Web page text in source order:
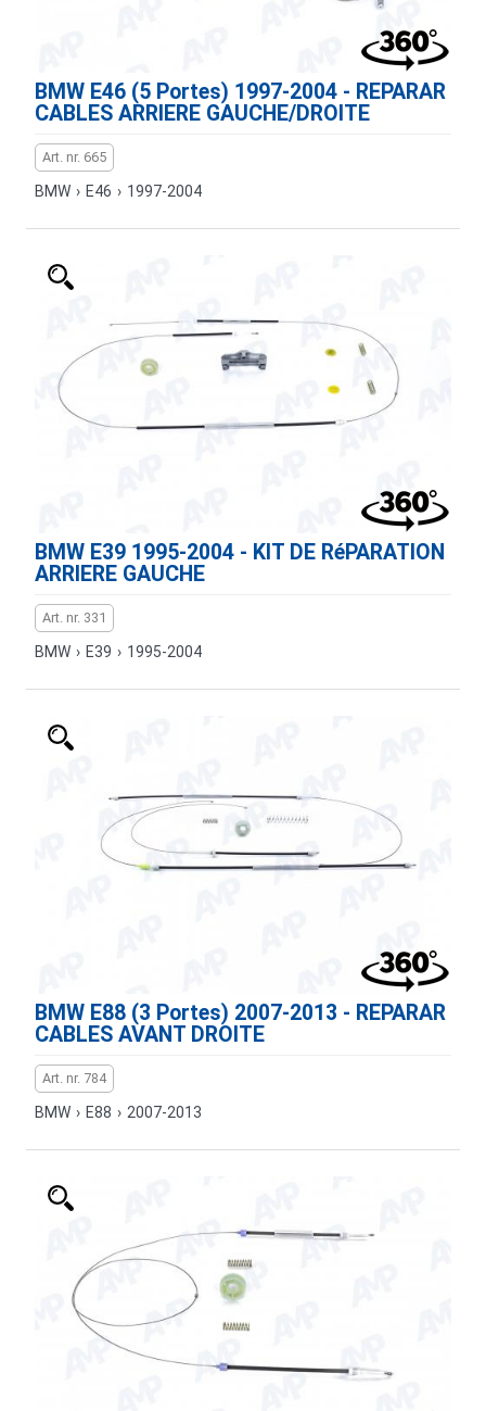
BMW E46 (5 Portes) 1997-2004 - REPARAR
CABLES ARRIERE GAUCHE/DROITE
Art. nr. 665
BMW › E46 › 1997-2004
BMW E39 1995-2004 - KIT DE RéPARATION
ARRIERE GAUCHE
Art. nr. 331
BMW › E39 › 1995-2004
BMW E88 (3 Portes) 2007-2013 - REPARAR
CABLES AVANT DROITE
Art. nr. 784
BMW › E88 › 2007-2013